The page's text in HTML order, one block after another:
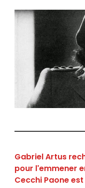
Gabriel Artus
pour l'emmener
Cecchi Paone